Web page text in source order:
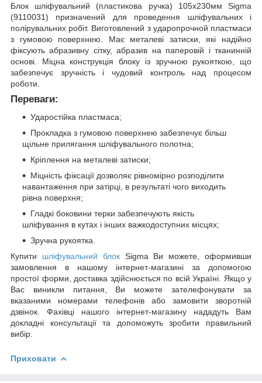
Блок шліфувальний (пластикова ручка) 105х230мм Sigma
(9110031) призначений для проведення шліфувальних і
полірувальних робіт. Виготовлений з ударопрочной пластмаси
з гумовою поверхнею. Має металеві затиски, які надійно
фіксують абразивну сітку, абразив на паперовій і тканинній
основі. Міцна конструкція блоку із зручною рукояткою, що
забезпечує зручність і чудовий контроль над процесом
роботи.
Переваги:
Ударостійка пластмаса;
Прокладка з гумовою поверхнею забезпечує більш
щільне прилягання шліфувального полотна;
Кріплення на металеві затиски;
Міцність фіксації дозволяє рівномірно розподілити
навантаження при затірці, в результаті чого виходить
рівна поверхня;
Гладкі боковини терки забезпечують якість
шліфування в кутах і інших важкодоступних місцях;
Зручна рукоятка.
Купити шліфувальний блокSigma Ви можете, оформивши
замовлення в нашому інтернет-магазині за допомогою
простої форми, доставка здійснюється по всій Україні. Якщо у
Вас виникли питання, Ви можете зателефонувати за
вказаними номерами телефонів або замовити зворотній
дзвінок. Фахівці нашого інтернет-магазину нададуть Вам
докладні консультації та допоможуть зробити правильний
вибір.
Приховати